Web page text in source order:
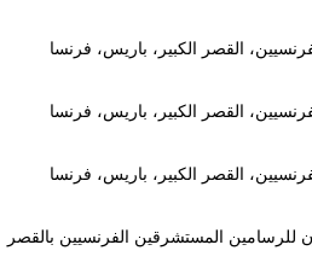
القصر الكبير، باريس، فرنسا
القصر الكبير، باريس، فرنسا
القصر الكبير، باريس، فرنسا
للرسامين المستشرقين الفرنسيين بالقصر